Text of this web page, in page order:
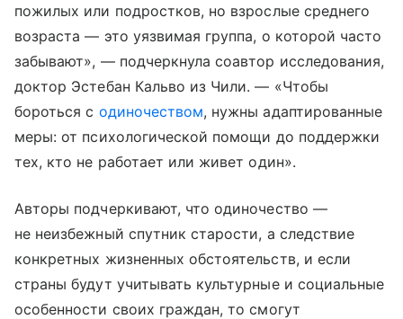
пожилых или подростков, но взрослые среднего
возраста — это уязвимая группа, о которой часто
забывают», — подчеркнула соавтор исследования,
доктор Эстебан Кальво из Чили. — «Чтобы
бороться с одиночеством, нужны адаптированные
меры: от психологической помощи до поддержки
тех, кто не работает или живет один».
Авторы подчеркивают, что одиночество —
не неизбежный спутник старости, а следствие
конкретных жизненных обстоятельств, и если
страны будут учитывать культурные и социальные
особенности своих граждан, то смогут